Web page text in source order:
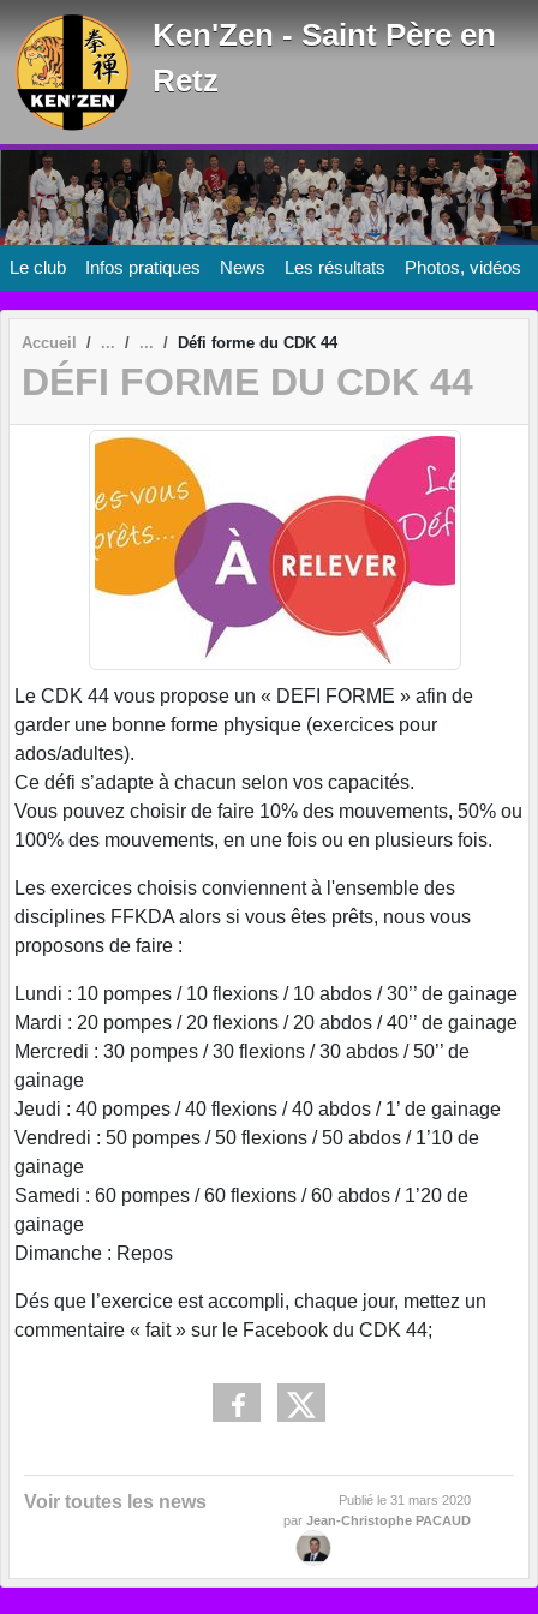
Ken'Zen - Saint Père en
Retz
Le club Infos pratiques News Les résultats Photos, vidéos
Accueil Défi forme du CDK 44
DÉFI FORME DU CDK 44
Le CDK 44 vous propose un « DEFI FORME » afin de
garder une bonne forme physique (exercices pour
ados/adultes).
Ce défi s’adapte à chacun selon vos capacités.
Vous pouvez choisir de faire 10% des mouvements, 50% ou
100% des mouvements, en une fois ou en plusieurs fois.
Les exercices choisis conviennent à l'ensemble des
disciplines FFKDA alors si vous êtes prêts, nous vous
proposons de faire :
Lundi : 10 pompes / 10 flexions / 10 abdos / 30’’ de gainage
Mardi : 20 pompes / 20 flexions / 20 abdos / 40’’ de gainage
Mercredi : 30 pompes / 30 flexions / 30 abdos / 50’’ de
gainage
Jeudi : 40 pompes / 40 flexions / 40 abdos / 1’ de gainage
Vendredi : 50 pompes / 50 flexions / 50 abdos / 1’10 de
gainage
Samedi : 60 pompes / 60 flexions / 60 abdos / 1’20 de
gainage
Dimanche : Repos
Dés que l’exercice est accompli, chaque jour, mettez un
commentaire « fait » sur le Facebook du CDK 44;
Voir toutes les news Publié le 31 mars 2020
par Jean-Christophe PACAUD
Panneau de gestion des cookies